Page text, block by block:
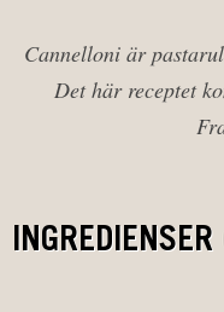
Cannelloni är
Det här receptet